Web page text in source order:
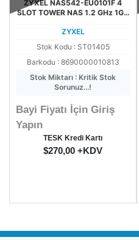
ZYXEL NAS542-EU0101F 4
SLOT TOWER NAS 1.2 GHz 1GB
ZYXEL
Stok Kodu : ST01405
Barkodu : 8690000010813
Stok Miktarı : Kritik Stok
Sorunuz...!
Bayi Fiyatı İçin Giriş
Yapın
TESK Kredi Kartı
$270,00 +KDV